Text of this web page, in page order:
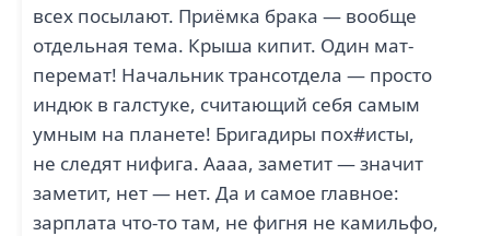
всех посылают. Приёмка брака — вообще
отдельная тема. Крыша кипит. Один мат-
перемат! Начальник трансотдела — просто
индюк в галстуке, считающий себя самым
умным на планете! Бригадиры пох#исты,
не следят нифига. Аааа, заметит — значит
заметит, нет — нет. Да и самое главное:
зарплата что-то там, не фигня не камильфо,